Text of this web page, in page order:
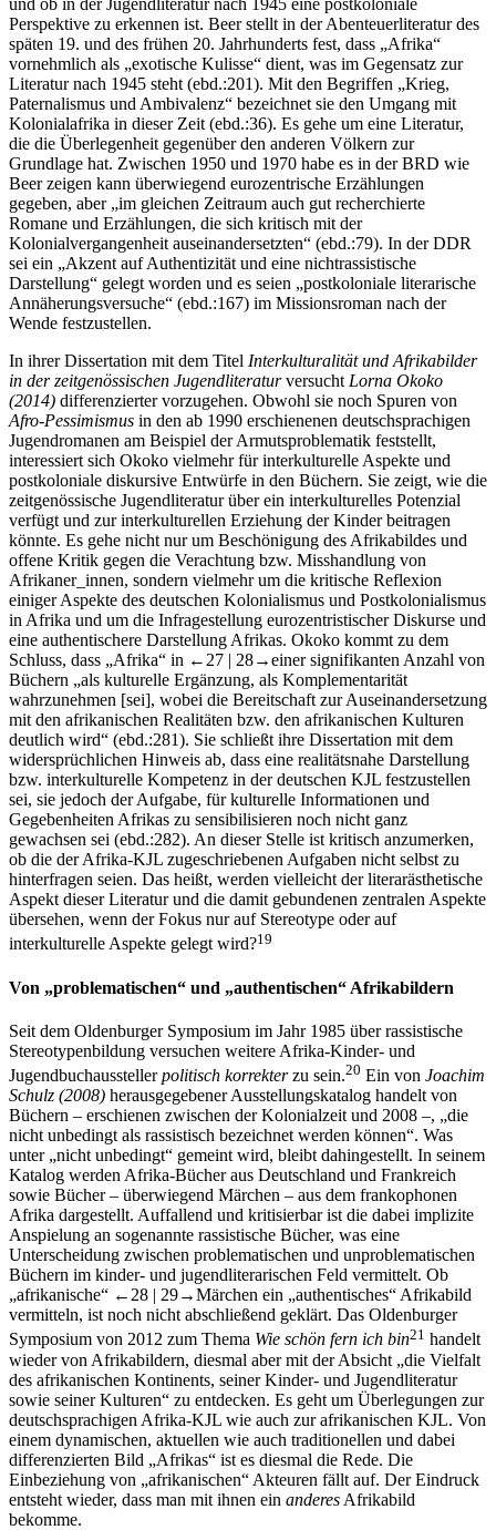
und ob in der Jugendliteratur nach 1945 eine postkoloniale
Perspektive zu erkennen ist. Beer stellt in der Abenteuerliteratur des
späten 19. und des frühen 20. Jahrhunderts fest, dass „Afrika“
vornehmlich als „exotische Kulisse“ dient, was im Gegensatz zur
Literatur nach 1945 steht (ebd.:201). Mit den Begriffen „Krieg,
Paternalismus und Ambivalenz“ bezeichnet sie den Umgang mit
Kolonialafrika in dieser Zeit (ebd.:36). Es gehe um eine Literatur,
die die Überlegenheit gegenüber den anderen Völkern zur
Grundlage hat. Zwischen 1950 und 1970 habe es in der BRD wie
Beer zeigen kann überwiegend eurozentrische Erzählungen
gegeben, aber „im gleichen Zeitraum auch gut recherchierte
Romane und Erzählungen, die sich kritisch mit der
Kolonialvergangenheit auseinandersetzten“ (ebd.:79). In der DDR
sei ein „Akzent auf Authentizität und eine nichtrassistische
Darstellung“ gelegt worden und es seien „postkoloniale literarische
Annäherungsversuche“ (ebd.:167) im Missionsroman nach der
Wende festzustellen.
In ihrer Dissertation mit dem Titel Interkulturalität und Afrikabilder
in der zeitgenössischen Jugendliteraturversucht Lorna Okoko
(2014) differenzierter vorzugehen. Obwohl sie noch Spuren von
Afro-Pessimismus in den ab 1990 erschienenen deutschsprachigen
Jugendromanen am Beispiel der Armutsproblematik feststellt,
interessiert sich Okoko vielmehr für interkulturelle Aspekte und
postkoloniale diskursive Entwürfe in den Büchern. Sie zeigt, wie die
zeitgenössische Jugendliteratur über ein interkulturelles Potenzial
verfügt und zur interkulturellen Erziehung der Kinder beitragen
könnte. Es gehe nicht nur um Beschönigung des Afrikabildes und
offene Kritik gegen die Verachtung bzw. Misshandlung von
Afrikaner_innen, sondern vielmehr um die kritische Reflexion
einiger Aspekte des deutschen Kolonialismus und Postkolonialismus
in Afrika und um die Infragestellung eurozentristischer Diskurse und
eine authentischere Darstellung Afrikas. Okoko kommt zu dem
Schluss, dass „Afrika“ in ←27 | 28→einer signifikanten Anzahl von
Büchern „als kulturelle Ergänzung, als Komplementarität
wahrzunehmen [sei], wobei die Bereitschaft zur Auseinandersetzung
mit den afrikanischen Realitäten bzw. den afrikanischen Kulturen
deutlich wird“ (ebd.:281). Sie schließt ihre Dissertation mit dem
widersprüchlichen Hinweis ab, dass eine realitätsnahe Darstellung
bzw. interkulturelle Kompetenz in der deutschen KJL festzustellen
sei, sie jedoch der Aufgabe, für kulturelle Informationen und
Gegebenheiten Afrikas zu sensibilisieren noch nicht ganz
gewachsen sei (ebd.:282). An dieser Stelle ist kritisch anzumerken,
ob die der Afrika-KJL zugeschriebenen Aufgaben nicht selbst zu
hinterfragen seien. Das heißt, werden vielleicht der literarästhetische
Aspekt dieser Literatur und die damit gebundenen zentralen Aspekte
übersehen, wenn der Fokus nur auf Stereotype oder auf
interkulturelle Aspekte gelegt wird?19
Von „problematischen“ und „authentischen“ Afrikabildern
Seit dem Oldenburger Symposium im Jahr 1985 über rassistische
Stereotypenbildung versuchen weitere Afrika-Kinder- und
Jugendbuchausstellerpolitisch korrekterzu sein.20 Ein von Joachim
Schulz (2008) herausgegebener Ausstellungskatalog handelt von
Büchern – erschienen zwischen der Kolonialzeit und 2008 –, „die
nicht unbedingt als rassistisch bezeichnet werden können“. Was
unter „nicht unbedingt“ gemeint wird, bleibt dahingestellt. In seinem
Katalog werden Afrika-Bücher aus Deutschland und Frankreich
sowie Bücher – überwiegend Märchen – aus dem frankophonen
Afrika dargestellt. Auffallend und kritisierbar ist die dabei implizite
Anspielung an sogenannte rassistische Bücher, was eine
Unterscheidung zwischen problematischen und unproblematischen
Büchern im kinder- und jugendliterarischen Feld vermittelt. Ob
„afrikanische“ ←28 | 29→Märchen ein „authentisches“ Afrikabild
vermitteln, ist noch nicht abschließend geklärt. Das Oldenburger
Symposium von 2012 zum Thema Wie schön fern ich bin21 handelt
wieder von Afrikabildern, diesmal aber mit der Absicht „die Vielfalt
des afrikanischen Kontinents, seiner Kinder- und Jugendliteratur
sowie seiner Kulturen“ zu entdecken. Es geht um Überlegungen zur
deutschsprachigen Afrika-KJL wie auch zur afrikanischen KJL. Von
einem dynamischen, aktuellen wie auch traditionellen und dabei
differenzierten Bild „Afrikas“ ist es diesmal die Rede. Die
Einbeziehung von „afrikanischen“ Akteuren fällt auf. Der Eindruck
entsteht wieder, dass man mit ihnen ein anderes Afrikabild
bekomme.